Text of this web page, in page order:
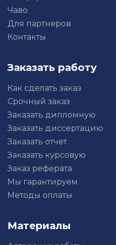
Чаво
Для партнеров
Контакты
Заказать работу
Как сделать заказ
Срочный заказ
Заказать дипломную
Заказать диссертацию
Заказать отчет
Заказать курсовую
Заказ реферата
Мы гарантируем
Методы оплаты
Материалы